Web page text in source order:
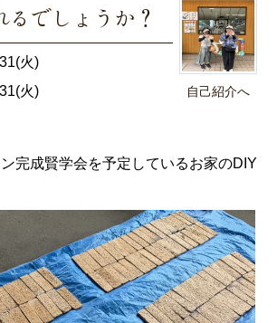
自己紹介へ
るでしょうか？
火)
火)
完成賢学会を予定しているお家のDIY